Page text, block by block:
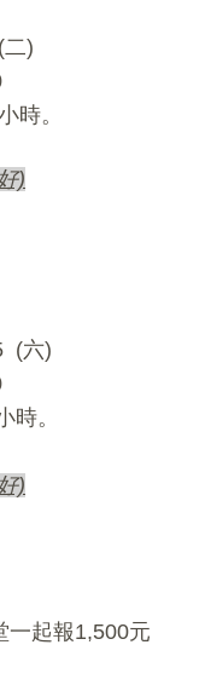
)
時。
)
8/15 (六)
。
)
起報1,500元